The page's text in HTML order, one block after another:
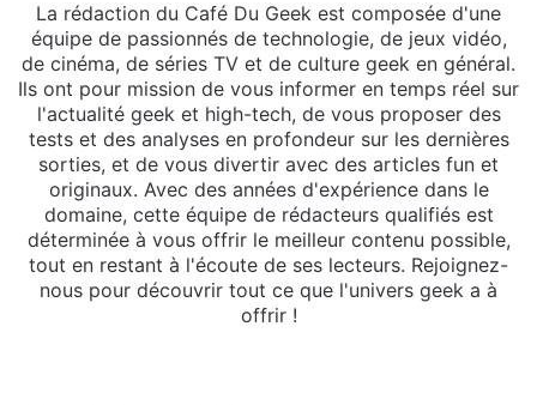
La rédaction du Café Du Geek est composée d'une
équipe de passionnés de technologie, de jeux vidéo,
de cinéma, de séries TV et de culture geek en général.
Ils ont pour mission de vous informer en temps réel sur
l'actualité geek et high-tech, de vous proposer des
tests et des analyses en profondeur sur les dernières
sorties, et de vous divertir avec des articles fun et
originaux. Avec des années d'expérience dans le
domaine, cette équipe de rédacteurs qualifiés est
déterminée à vous offrir le meilleur contenu possible,
tout en restant à l'écoute de ses lecteurs. Rejoignez-
nous pour découvrir tout ce que l'univers geek a à
offrir !